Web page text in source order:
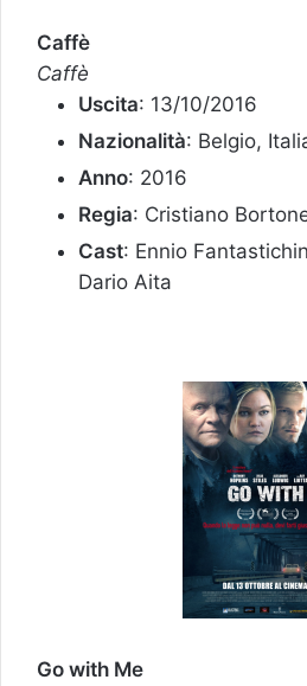
Caffè
Caffè
Uscita: 13/10/2016
Nazionalità: Belgio,
Anno: 2016
Regia: Cristiano
Cast: Ennio
Dario Aita
Go with Me